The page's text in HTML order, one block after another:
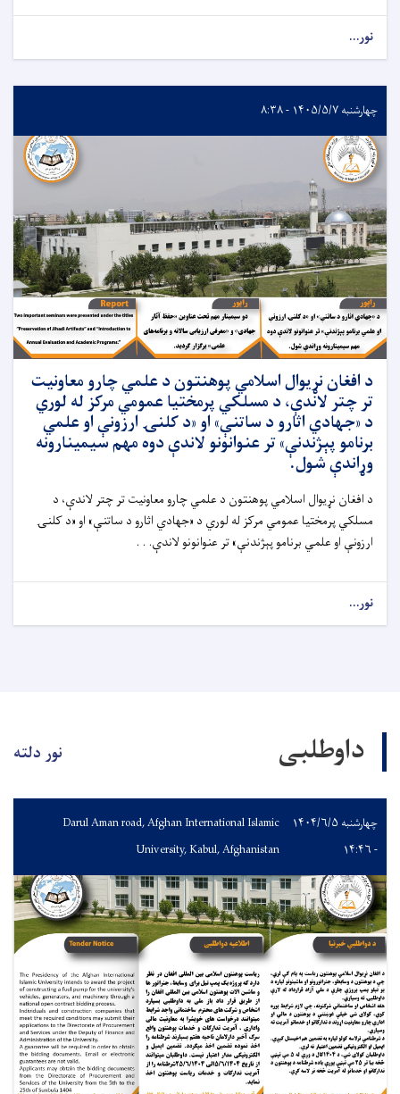
نور...
چهارشنبه ۱۴۰۵/۵/۷ - ۸:۳۸
د افغان نړیوال اسلامي پوهنتون د علمي چارو معاونیت
تر چتر لاندې، د مسلکي پرمختیا عمومي مرکز له لوري
د «جهادي اثارو د ساتنې» او «د کلنۍ ارزونې او علمي
برنامو پېژندنې» تر عنوانونو لاندې دوه مهم سیمینارونه
وړاندې شول.
د افغان نړیوال اسلامي پوهنتون د علمي چارو معاونیت تر چتر لاندې، د
مسلکي پرمختیا عمومي مرکز له لوري د «جهادي اثارو د ساتنې» او «د کلنۍ
ارزونې او علمي برنامو پېژندنې» تر عنوانونو لاندې. . .
نور...
داوطلبی نور دلته
چهارشنبه ۱۴۰۴/۶/۵
- ۱۴:۴۶
Darul Aman road, Afghan International Islamic
University, Kabul, Afghanistan